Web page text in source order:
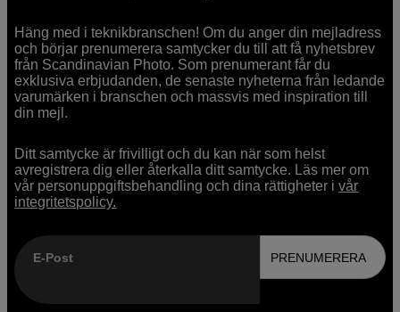
Häng med i teknikbranschen! Om du anger din mejladress
och börjar prenumerera samtycker du till att få nyhetsbrev
från Scandinavian Photo. Som prenumerant får du
exklusiva erbjudanden, de senaste nyheterna från ledande
varumärken i branschen och massvis med inspiration till
din mejl.
Ditt samtycke är frivilligt och du kan när som helst
avregistrera dig eller återkalla ditt samtycke. Läs mer om
vår personuppgiftsbehandling och dina rättigheter ivår
integritetspolicy.
E-Post PRENUMERERA